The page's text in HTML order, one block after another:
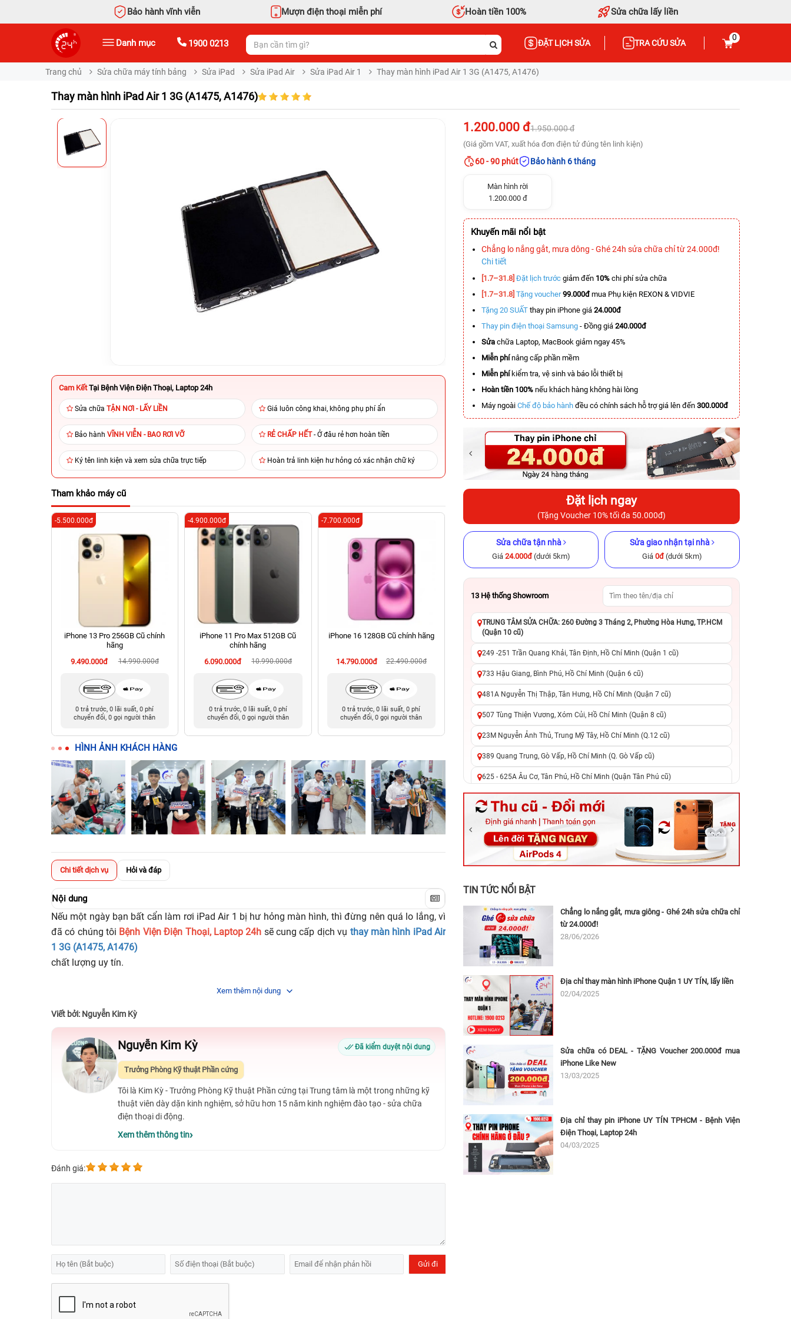
Bảo hành vĩnh viễn Mượn điện thoại miễn phí Hoàn tiền 100% Sửa chữa lấy liền
Danh mục 1900 0213 ĐẶT LỊCH SỬA TRA CỨU SỬA
0
Trang chủ Sửa chữa máy tính bảng Sửa iPad Sửa iPad Air Sửa iPad Air 1 Thay màn hình iPad Air 1 3G (A1475, A1476)
Thay màn hình iPad Air 1 3G (A1475, A1476)
Cam Kết Tại Bệnh Viện Điện Thoại, Laptop 24h
Sửa chữa TẬN NƠI - LẤY LIỀN Giá luôn công khai, không phụ phí ẩn
Bảo hành VĨNH VIỄN - BAO RƠI VỠ RẺ CHẤP HẾT- Ở đâu rẻ hơn hoàn tiền
Ký tên linh kiện và xem sửa chữa trực tiếp Hoàn trả linh kiện hư hỏng có xác nhận chữ ký
Tham khảo máy cũ
iPhone 13 Pro 256GB Cũ chính
hãng
9.490.000đ
14.990.000đ
-5.500.000đ
0 trả trước, 0 lãi suất, 0 phí
chuyển đổi, 0 gọi người thân
iPhone 11 Pro Max 512GB Cũ
chính hãng
6.090.000đ
10.990.000đ
-4.900.000đ
0 trả trước, 0 lãi suất, 0 phí
chuyển đổi, 0 gọi người thân
iPhone 16 128GB Cũ chính hãng
14.790.000đ 22.490.000đ
-7.700.000đ
0 trả trước, 0 lãi suất, 0 phí
chuyển đổi, 0 gọi người thân
iPhone 12 Pro 256GB Cũ chính
hãng
8.390.000đ
10.990.000đ
-2.600.000đ
chuyển đổi, 0 gọi người thân
hãng
12.490.000đ
17.990.000đ
-5.500.000đ
chuyển đổi, 0 gọi người thân
-3.000.000đ
HÌNH ẢNH KHÁCH HÀNG
Chi tiết dịch vụ Hỏi và đáp
Nội dung
Nếu một ngày bạn bất cẩn làm rơi iPad Air 1 bị hư hỏng màn hình, thì đừng nên quá lo lắng, vì
đã có chúng tôi Bệnh Viện Điện Thoại, Laptop 24h sẽ cung cấp dịch vụ thay màn hình iPad Air
1 3G (A1475, A1476)
chất lượng uy tín.
Xem thêm nội dung
Viết bởi: Nguyễn Kim Kỳ
Nguyễn Kim Kỳ Đã kiểm duyệt nội dung
Trưởng Phòng Kỹ thuật Phần cứng
Tôi là Kim Kỳ - Trưởng Phòng Kỹ thuật Phần cứng tại Trung tâm là một trong những kỹ
thuật viên dày dặn kinh nghiệm, sở hữu hơn 15 năm kinh nghiệm đào tạo - sửa chữa
điện thoại di động.
Xem thêm thông tin
Đánh giá:
1.200.000 đ1.950.000 đ
(Giá gồm VAT, xuất hóa đơn điện tử đúng tên linh kiện)
60 - 90 phút Bảo hành 6 tháng
Màn hình rời
1.200.000 đ
Khuyến mãi nổi bật
Chẳng lo nắng gắt, mưa dông - Ghé 24h sửa chữa chỉ từ 24.000đ!
Chi tiết
[1.7–31.8] Đặt lịch trước giảm đến 10% chi phí sửa chữa
[1.7–31.8] Tặng voucher 99.000đmua Phụ kiện REXON & VIDVIE
Tặng 20 SUẤT thay pin iPhone giá 24.000đ
Thay pin điện thoại Samsung - Đồng giá 240.000đ
Sửa chữa Laptop, MacBook giảm ngay 45%
Miễn phínâng cấp phần mềm
Miễn phíkiểm tra, vệ sinh và báo lỗi thiết bị
Hoàn tiền 100% nếu khách hàng không hài lòng
Máy ngoài Chế độ bảo hành đều có chính sách hỗ trợ giá lên đến 300.000đ
Đặt lịch ngay
(Tặng Voucher 10% tối đa 50.000đ)
Sửa chữa tận nhà
Giá 24.000đ(dưới 5km)
Sửa giao nhận tại nhà
Giá 0đ(dưới 5km)
13 Hệ thống Showroom
TRUNG TÂM SỬA CHỮA: 260 Đường 3 Tháng 2, Phường Hòa Hưng, TP.HCM
(Quận 10 cũ)
249 -251 Trần Quang Khải, Tân Định, Hồ Chí Minh (Quận 1 cũ)
733 Hậu Giang, Bình Phú, Hồ Chí Minh (Quận 6 cũ)
481A Nguyễn Thị Thập, Tân Hưng, Hồ Chí Minh (Quận 7 cũ)
507 Tùng Thiện Vương, Xóm Củi, Hồ Chí Minh (Quận 8 cũ)
23M Nguyễn Ảnh Thủ, Trung Mỹ Tây, Hồ Chí Minh (Q.12 cũ)
389 Quang Trung, Gò Vấp, Hồ Chí Minh (Q. Gò Vấp cũ)
625 - 625A Âu Cơ, Tân Phú, Hồ Chí Minh (Quận Tân Phú cũ)
326 Lê Văn Việt, Tăng Nhơn Phú, Hồ Chí Minh (Q.9 TP. Thủ Đức cũ)
256 Võ Văn Ngân, Thủ Đức, Hồ Chí Minh (Bình Thọ, TP. Thủ Đức Cũ)
70 Nguyễn An Ninh, Dĩ An, Hồ Chí Minh (Bình Dương Cũ)
24h Vũng Tàu: 162A Ba Cu, Vũng Tàu, Hồ Chí Minh (TP. Vũng Tàu cũ)
TIN TỨC NỔI BẬT
Chẳng lo nắng gắt, mưa giông - Ghé 24h sửa chữa chỉ
từ 24.000đ!
28/06/2026
Địa chỉ thay màn hình iPhone Quận 1 UY TÍN, lấy liền
02/04/2025
Sửa chữa có DEAL - TẶNG Voucher 200.000đ mua
iPhone Like New
13/03/2025
Địa chỉ thay pin iPhone UY TÍN TPHCM - Bệnh Viện
Điện Thoại, Laptop 24h
04/03/2025